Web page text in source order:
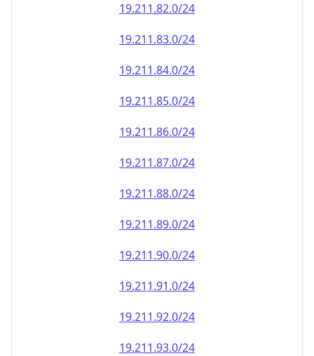
19.211.82.0/24
19.211.83.0/24
19.211.84.0/24
19.211.85.0/24
19.211.86.0/24
19.211.87.0/24
19.211.88.0/24
19.211.89.0/24
19.211.90.0/24
19.211.91.0/24
19.211.92.0/24
19.211.93.0/24